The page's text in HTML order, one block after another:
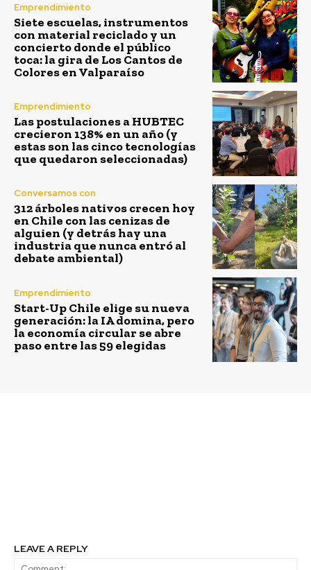
Emprendimiento
Siete escuelas, instrumentos
con material reciclado y un
concierto donde el público
toca: la gira de Los Cantos de
Colores en Valparaíso
Emprendimiento
Las postulaciones a HUBTEC
crecieron 138% en un año (y
estas son las cinco tecnologías
que quedaron seleccionadas)
Conversamos con
312 árboles nativos crecen hoy
en Chile con las cenizas de
alguien (y detrás hay una
industria que nunca entró al
debate ambiental)
Emprendimiento
Start-Up Chile elige su nueva
generación: la IA domina, pero
la economía circular se abre
paso entre las 59 elegidas
LEAVE A REPLY